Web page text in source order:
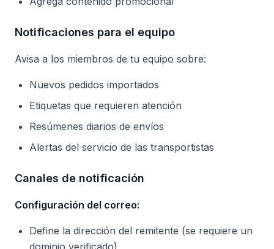
Notificaciones para el equipo
Avisa a los miembros de tu equipo sobre:
Nuevos pedidos importados
Etiquetas que requieren atención
Resúmenes diarios de envíos
Alertas del servicio de las transportistas
Canales de notificación
Configuración del correo:
Define la dirección del remitente (se requiere un
dominio verificado)